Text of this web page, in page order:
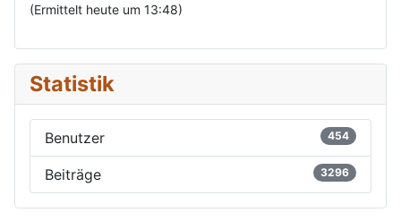
(Ermittelt heute um 13:48)
Statistik
Benutzer 454
Beiträge 3296